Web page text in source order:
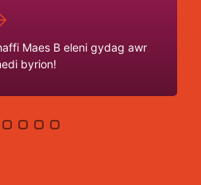
Maes B eleni gydag awr
byrion!